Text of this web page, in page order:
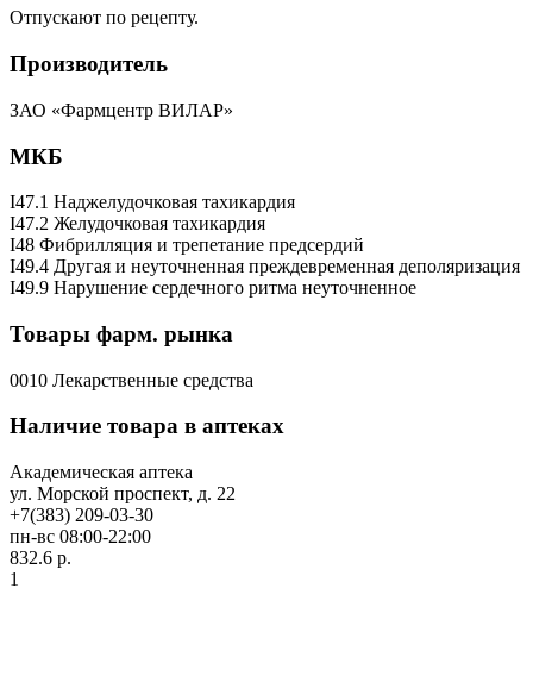
Отпускают по рецепту.
Производитель
ЗАО «Фармцентр ВИЛАР»
МКБ
I47.1 Наджелудочковая тахикардия
I47.2 Желудочковая тахикардия
I48 Фибрилляция и трепетание предсердий
I49.4 Другая и неуточненная преждевременная деполяризация
I49.9 Нарушение сердечного ритма неуточненное
Товары фарм. рынка
0010 Лекарственные средства
Наличие товара в аптеках
Академическая аптека
ул. Морской проспект, д. 22
+7(383) 209-03-30
пн-вс 08:00-22:00
832.6 р.
1